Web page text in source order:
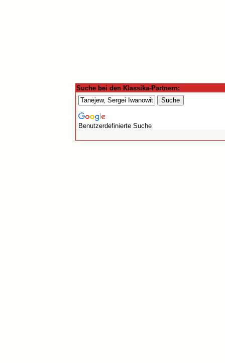
Suche bei den Klassika-Partnern:
Benutzerdefinierte Suche